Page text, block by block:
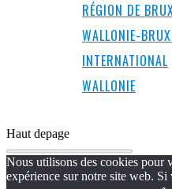
RÉGION DE
WALLONIE-
INTERNATIONAL
WALLONIE
Haut depage
Nous utilisons des cookies pour
expérience sur notre site web. Si